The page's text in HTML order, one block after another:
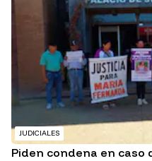
JUDICIALES
Piden condena en caso